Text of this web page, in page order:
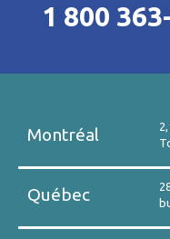
1 800
Montréal
Québec